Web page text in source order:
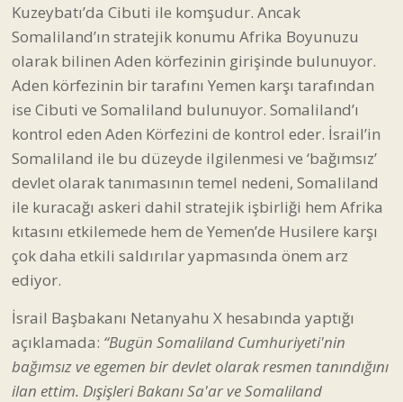
Kuzeybatı’da Cibuti ile komşudur. Ancak
Somaliland’ın stratejik konumu Afrika Boyunuzu
olarak bilinen Aden körfezinin girişinde bulunuyor.
Aden körfezinin bir tarafını Yemen karşı tarafından
ise Cibuti ve Somaliland bulunuyor. Somaliland’ı
kontrol eden Aden Körfezini de kontrol eder. İsrail’in
Somaliland ile bu düzeyde ilgilenmesi ve ‘bağımsız’
devlet olarak tanımasının temel nedeni, Somaliland
ile kuracağı askeri dahil stratejik işbirliği hem Afrika
kıtasını etkilemede hem de Yemen’de Husilere karşı
çok daha etkili saldırılar yapmasında önem arz
ediyor.
İsrail Başbakanı Netanyahu X hesabında yaptığı
açıklamada: “Bugün Somaliland Cumhuriyeti'nin
bağımsız ve egemen bir devlet olarak resmen tanındığını
ilan ettim. Dışişleri Bakanı Sa'ar ve Somaliland